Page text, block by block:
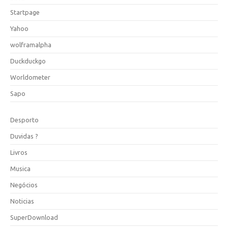
Startpage
Yahoo
wolframalpha
Duckduckgo
Worldometer
Sapo
Desporto
Duvidas ?
Livros
Musica
Negócios
Noticias
SuperDownload